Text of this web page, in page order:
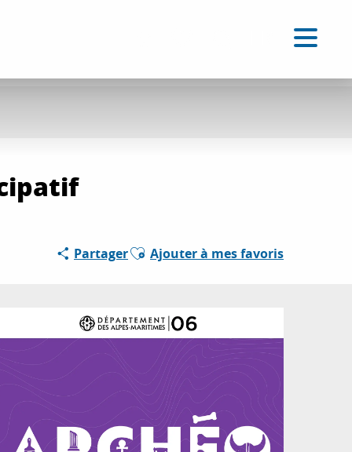
PartagerAjouter aux favoris
Ajouter à mes favoris